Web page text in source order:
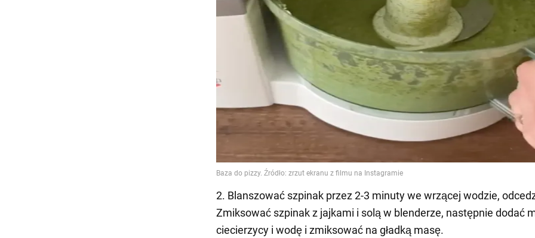
2. Blanszować szpinak przez 2-3 minuty we wrzącej wodzie,
Zmiksować szpinak z jajkami i solą w blenderze, następnie dodać
ciecierzycy i wodę i zmiksować na gładką masę.